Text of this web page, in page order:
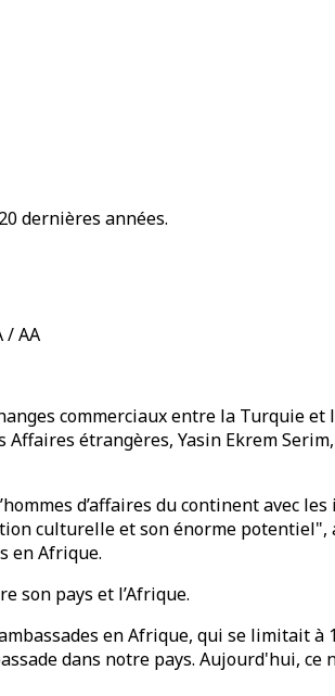
dernières années.
/ AA
commerciaux entre la Turquie
étrangères, Yasin Ekrem
d’affaires du continent avec
culturelle et son énorme
en Afrique.
son pays et l’Afrique.
en Afrique, qui se limitait à
dans notre pays. Aujourd'hui, ce